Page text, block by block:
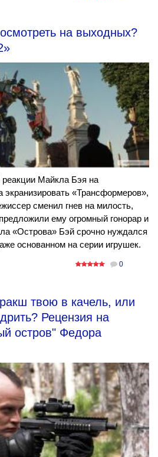
на выходных?
реакции Майкла Бэя на
экранизировать «Трансформеров»,
сменил гнев на милость,
ему огромный гонорар и
«Острова» Бэй срочно нуждался
основанном на серии игрушек.
0
твою в качель, или
Рецензия на
остров" Федора